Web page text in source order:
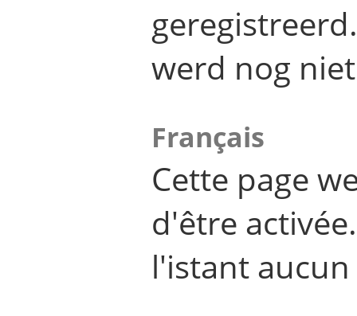
werd nog
Français
Cette page
d'être
l'istant